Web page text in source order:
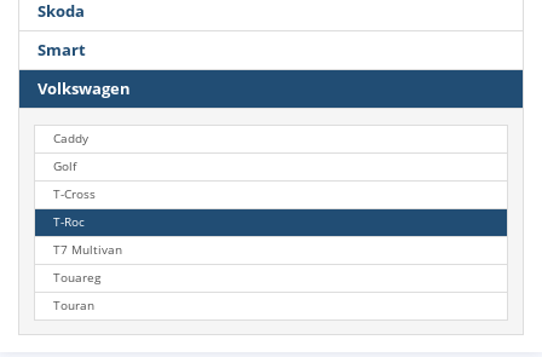
Skoda
Smart
Volkswagen
Caddy
Golf
T-Cross
T-Roc
T7 Multivan
Touareg
Touran